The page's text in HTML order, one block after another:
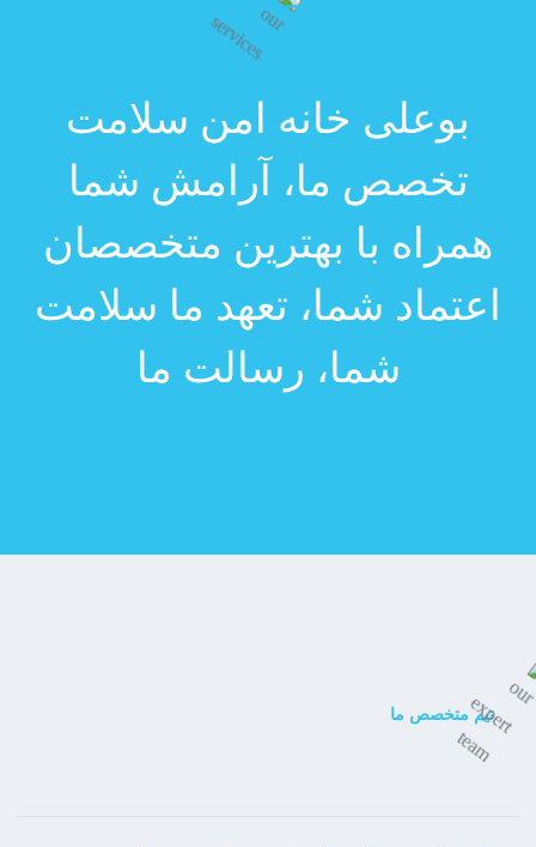
بوعلی خانه امن سلامت
تخصص ما، آرامش شما
همراه با بهترین متخصصان
اعتماد شما، تعهد ما سلامت
شما، رسالت ما
تیم متخصص ما